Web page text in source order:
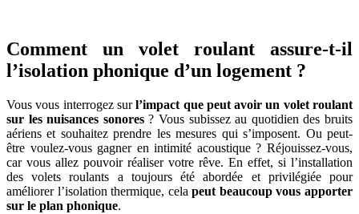
Comment un volet roulant assure-t-il
l’isolation phonique d’un logement ?
Vous vous interrogez surl’impact que peut avoir un volet roulant
sur les nuisances sonores? Vous subissez au quotidien des bruits
aériens et souhaitez prendre les mesures qui s’imposent. Ou peut-
être voulez-vous gagner en intimité acoustique ? Réjouissez-vous,
car vous allez pouvoir réaliser votre rêve. En effet, si l’installation
des volets roulants a toujours été abordée et privilégiée pour
améliorer l’isolation thermique, celapeut beaucoup vous apporter
sur le plan phonique.